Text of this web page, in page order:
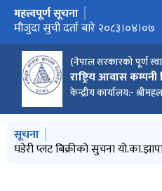
(नेपाल सरकारको पूर्ण
राष्ट्रिय आवास
केन्द्रीय कार्यालय:-
मुख्य नेभिगेसनमा जानुहोस्
महत्त्वपूर्ण सूचना
मौजुदा सुची दर्ता बारे २०८३।०४।०७
मुख्य नेभिगेसनमा जानुहोस्
सूचना
घडेरी पल्टको रकम बुझाउने ३५ दिने
जग्गा हकदाबि सम्बन्धित पन्ध्र दिने
घडेरी प्लट बिक्रीको सुचना
घडेरी विक्रीको बोलपत्रहरु रद्द गरिएको